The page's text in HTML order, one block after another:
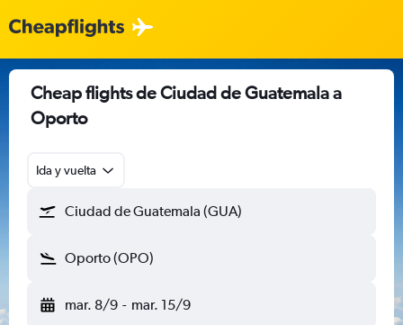
Cheap flights de Ciudad de Guatemala a
Oporto
Ida y vuelta
Ciudad de Guatemala (GUA)
Oporto (OPO)
mar. 8/9 - mar. 15/9